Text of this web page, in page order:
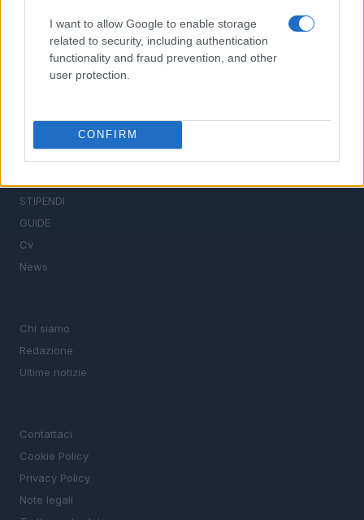
I want to allow Google to enable storage
related to security, including authentication
functionality and fraud prevention, and other
user protection.
CONFIRM
Il portale del lavoro e della carriera. Offerte di lavoro,
stipendi, guide pratiche per trovare un'occupazione,
STIPENDI
GUIDE
Cv
News
Chi siamo
Redazione
Ultime notizie
Contattaci
Cookie Policy
Privacy Policy
Note legali